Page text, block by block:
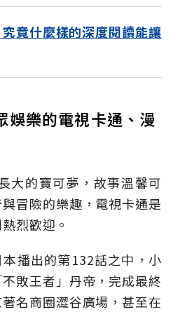
竟什麼樣的深度閱讀能讓
娛樂的電視卡通、漫
大的寶可夢，故事溫馨可
冒險的樂趣，電視卡通是
烈歡迎。
播出的第132話之中，小
敗王者」丹帝，完成最終
名商圈澀谷廣場，甚至在